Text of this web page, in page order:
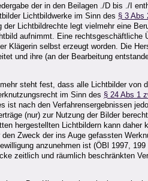
der in den Beilagen ./D bis ./I
Lichtbildwerke im Sinn des § 3 Abs
der Lichtbildrechte legt vielmehr eine
aufnimmt. Eine rechtsgeschäftliche
Klägerin selbst erzeugt worden. Die
und ihre (an der Bearbeitung
steht fest, dass alle Lichtbilder von
im Sinn des § 24 Abs 1
nach den Verfahrensergebnissen
(nur) zur Nutzung der Bilder
hergestellten Lichtbildern kann daher
Zweck der ins Auge gefassten
anzunehmen ist (ÖBl 1997, 199
zeitlich und räumlich beschränkten